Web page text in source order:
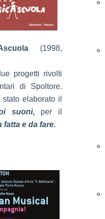
(1998,
progetti rivolti
di Spoltore.
elaborato il
suoni,per il
fatta e da fare.